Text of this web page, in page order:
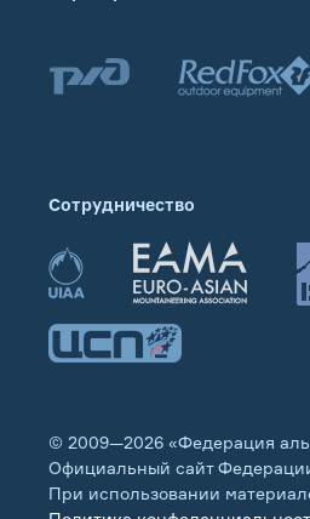
Сотрудничество
© 2009—2026 «Федерация
Официальный сайт
При использовании